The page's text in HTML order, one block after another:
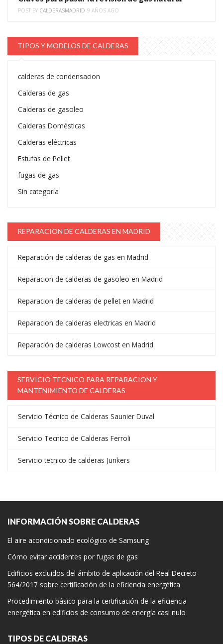
POST BY CALDERASMADRID 9 AÑOS AGO
TIPOS Y MODELOS DE CALDERAS
calderas de condensacion
Calderas de gas
Calderas de gasoleo
Calderas Domésticas
Calderas eléctricas
Estufas de Pellet
fugas de gas
Sin categoría
REPARACION DE CALDERAS EN MADRID
Reparación de calderas de gas en Madrid
Reparacion de calderas de gasoleo en Madrid
Reparacion de calderas de pellet en Madrid
Reparacion de calderas electricas en Madrid
Reparación de calderas Lowcost en Madrid
SERVICIO TECNICO PARA REPARACION Y
MANTENIMIENTO DE CALDERAS
Servicio Técnico de Calderas Saunier Duval
Servicio Tecnico de Calderas Ferroli
Servicio tecnico de calderas Junkers
INFORMACIÓN SOBRE CALDERAS
El aire acondicionado ecológico de Samsung
Cómo evitar accidentes por fugas de gas
Edificios excluidos del ámbito de aplicación del Real Decreto
564/2017 sobre certificación de la eficiencia energética
Procedimiento básico para la certificación de la eficiencia
energética en edificios de consumo de energía casi nulo
TIPOS DE CALDERAS